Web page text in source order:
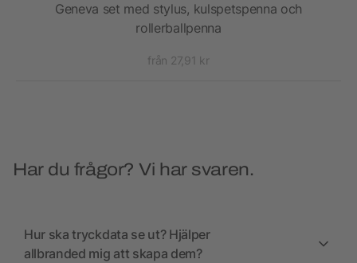
Geneva set med stylus, kulspetspenna och
rollerballpenna
från 27,91 kr
Har du frågor? Vi har svaren.
Hur ska tryckdata se ut? Hjälper
allbranded mig att skapa dem?